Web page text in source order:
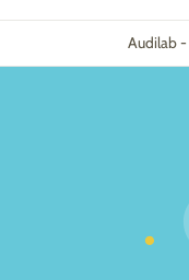
Audilab-